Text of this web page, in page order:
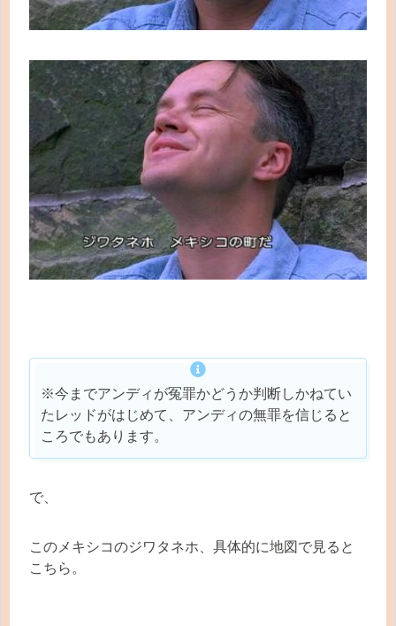
※今までアンディが冤罪かどうか判断しかねてい
たレッドがはじめて、アンディの無罪を信じると
ころでもあります。
で、
このメキシコのジワタネホ、具体的に地図で見ると
こちら。